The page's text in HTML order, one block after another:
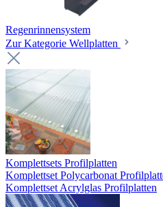
Regenrinnensystem
Zur Kategorie Wellplatten
Komplettsets Profilplatten
Komplettset Polycarbonat
Komplettset Acrylglas Profilplatten